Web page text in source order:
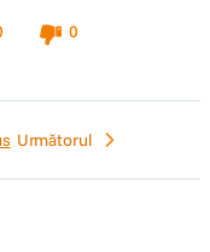
0
Următorul